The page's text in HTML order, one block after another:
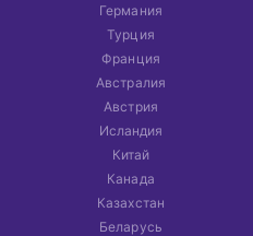
Германия
Турция
Франция
Австралия
Австрия
Исландия
Китай
Канада
Казахстан
Беларусь